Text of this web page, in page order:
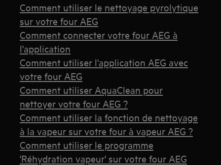
Comment utiliser le nettoyage pyrolytique
sur votre four AEG
Comment connecter votre four AEG à
l'application
Comment utiliser l'application AEG avec
votre four AEG
Comment utiliser AquaClean pour
nettoyer votre four AEG ?
Comment utiliser la fonction de nettoyage
à la vapeur sur votre four à vapeur AEG ?
Comment utiliser le programme
'Réhydration vapeur' sur votre four AEG